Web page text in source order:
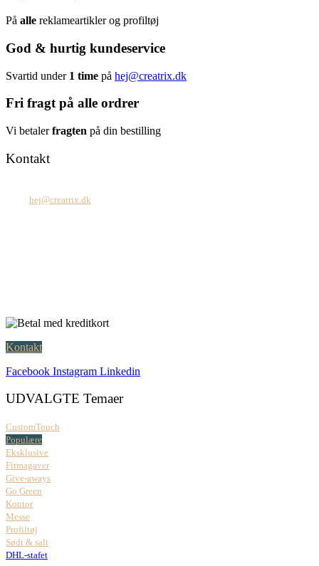
På alle reklameartikler og profiltøj
God & hurtig kundeservice
Svartid under 1 time på hej@creatrix.dk
Fri fragt på alle ordrer
Vi betalerfragten på din bestilling
Kontakt
hej@creatrix.dk
Kontakt
Facebook Instagram Linkedin
UDVALGTE Temaer
CustomTouch
Populære
Eksklusive
Firmagaver
Give-aways
Go Green
Kontor
Messe
Profiltøj
Sødt & salt
DHL-stafet